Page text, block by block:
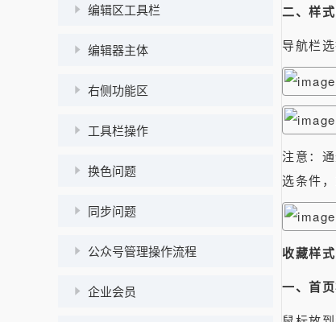
编辑区工具栏
编辑器主体
右侧功能区
工具栏操作
换色问题
同步问题
公众号管理操作流程
企业会员
二、样
导航栏
注意：
选条件
收藏样式
一、首